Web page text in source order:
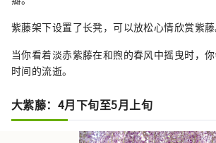
紫藤架下设置了长凳，可以放松心情欣赏紫藤
当你看着淡赤紫藤在和煦的春风中摇曳时，
时间的流逝。
大紫藤：4月下旬至5月上旬